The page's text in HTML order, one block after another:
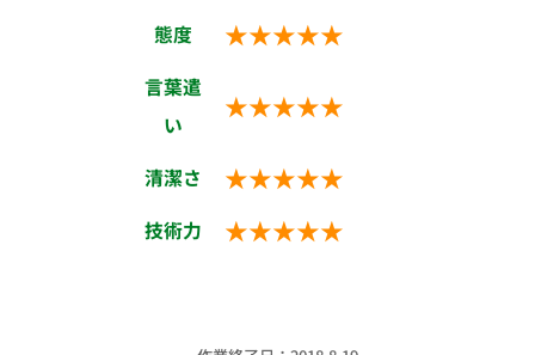
態度 ★★★★★
言葉遣
い
★★★★★
清潔さ ★★★★★
技術力 ★★★★★